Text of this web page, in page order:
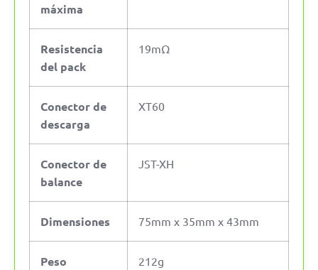
máxima
Resistencia
del pack
19mΩ
Conector de
descarga
XT60
Conector de
balance
JST-XH
Dimensiones 75mm x 35mm x 43mm
Peso
212g